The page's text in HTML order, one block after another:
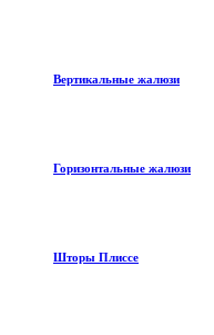
Вертикальные жалюзи
Горизонтальные жалюзи
Шторы Плиссе